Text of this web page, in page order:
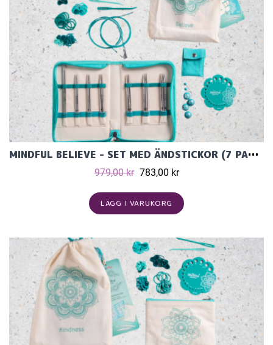
MINDFUL BELIEVE - SET MED ÄNDSTICKOR (7 PAR, 13 CM) OCH TILLBEHÖR
979,00 kr 783,00 kr
LÄGG I VARUKORG